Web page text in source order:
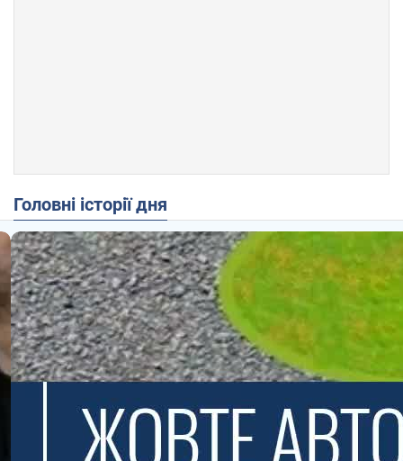
Головні історії дня